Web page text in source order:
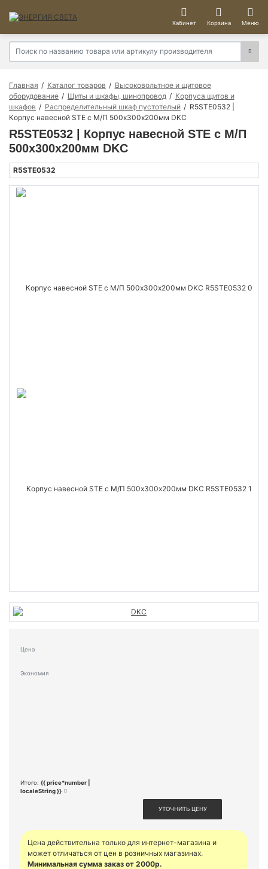
Кабинет Корзина Меню
Главная Каталог товаров
Высоковольтное и щитовое
оборудование
Щиты и шкафы, шинопровод
Корпуса щитов и
шкафов
Распределительный шкаф пустотелый
R5STE0532 |
Корпус навесной STE с М/П 500х300х200мм DKC
R5STE0532 | Корпус навесной STE с М/П
500х300х200мм DKC
R5STE0532
Цена
Экономия
Итого: {{ price*number |
localeString }}
УТОЧНИТЬ ЦЕНУ
Цена действительна только для интернет-магазина и
может отличаться от цен в розничных магазинах.
Минимальная сумма заказ от 2000р.